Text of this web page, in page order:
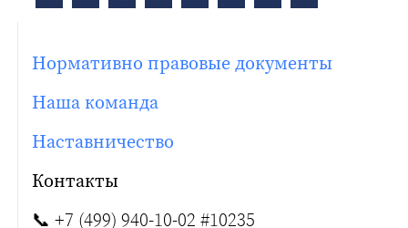
Нормативно правовые документы
Наша команда
Наставничество
Контакты
📞 +7 (499) 940-10-02 #10235